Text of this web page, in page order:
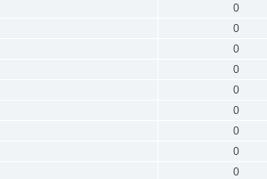
0
0
0
0
0
0
0
0
0